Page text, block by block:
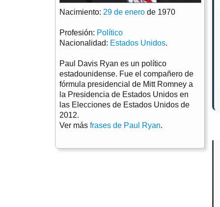
Nacimiento: 29 de enero de 1970
Profesión: Político
Nacionalidad: Estados Unidos.
Paul Davis Ryan es un político
estadounidense. Fue el compañero de
fórmula presidencial de Mitt Romney a
la Presidencia de Estados Unidos en
las Elecciones de Estados Unidos de
2012.
Ver más frases de Paul Ryan.